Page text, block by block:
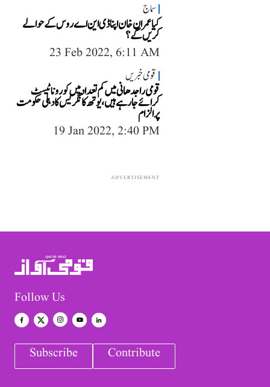
سماج
کیا عمران خان اپنا ڈی این اے روس کے حوالے
کریں گے؟
23 Feb 2022, 6:11 AM
قومی خبریں
قومی راجدھانی میں کم تعداد میں کورونا ٹیسٹ
کرائے جا رہے ہیں، یوتھ کانگریس کا دہلی حکومت
پر الزام
19 Jan 2022, 2:40 PM
ADVERTISEMENT
Follow Us
Subscribe Contribute